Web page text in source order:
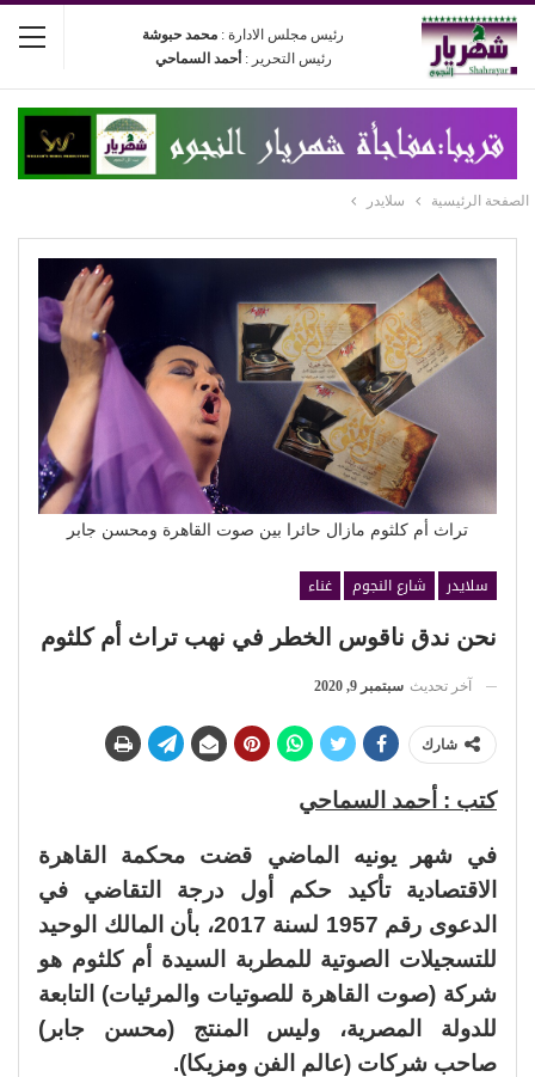
رئيس مجلس الادارة : محمد حبوشة
رئيس التحرير : أحمد السماحي
الصفحة الرئيسية سلايدر
تراث أم كلثوم مازال حائرا بين صوت القاهرة ومحسن جابر
سلايدر شارع النجوم
غناء
نحن ندق ناقوس الخطر في نهب تراث أم كلثوم
آخر تحديث سبتمبر 9, 2020
شارك
كتب : أحمد السماحي
في شهر يونيه الماضي قضت محكمة القاهرة
الاقتصادية تأكيد حكم أول درجة التقاضي في
الدعوى رقم 1957 لسنة 2017، بأن المالك الوحيد
للتسجيلات الصوتية للمطربة السيدة أم كلثوم هو
شركة (صوت القاهرة للصوتيات والمرئيات) التابعة
للدولة المصرية، وليس المنتج (محسن جابر)
صاحب شركات (عالم الفن ومزيكا).